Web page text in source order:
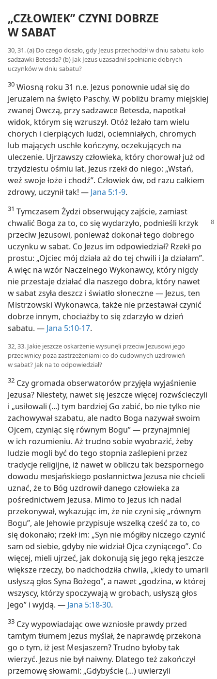
„CZŁOWIEK” CZYNI DOBRZE
W SABAT
30, 31. (a) Do czego doszło, gdy Jezus przechodził w dniu sabatu koło
sadzawki Betesda? (b) Jak Jezus uzasadnił spełnianie dobrych
uczynków w dniu sabatu?
30 Wiosną roku 31 n.e. Jezus ponownie udał się do
Jeruzalem na święto Paschy. W pobliżu bramy miejskiej
zwanej Owczą, przy sadzawce Betesda, napotkał
widok, którym się wzruszył. Otóż leżało tam wielu
chorych i cierpiących ludzi, ociemniałych, chromych
lub mających uschłe kończyny, oczekujących na
uleczenie. Ujrzawszy człowieka, który chorował już od
trzydziestu ośmiu lat, Jezus rzekł do niego: „Wstań,
weź swoje łoże i chodź”. Człowiek ów, od razu całkiem
zdrowy, uczynił tak! — Jana 5:1-9.
31 Tymczasem Żydzi obserwujący zajście, zamiast
chwalić Boga za to, co się wydarzyło, podnieśli krzyk
przeciw Jezusowi, ponieważ dokonał tego dobrego
uczynku w sabat. Co Jezus im odpowiedział? Rzekł po
prostu: „Ojciec mój działa aż do tej chwili i Ja działam”.
A więc na wzór Naczelnego Wykonawcy, który nigdy
nie przestaje działać dla naszego dobra, który nawet
w sabat zsyła deszcz i światło słoneczne — Jezus, ten
Mistrzowski Wykonawca, także nie przestawał czynić
dobrze innym, chociażby to się zdarzyło w dzień
sabatu. — Jana 5:10-17.
32, 33. Jakie jeszcze oskarżenie wysunęli przeciw Jezusowi jego
przeciwnicy poza zastrzeżeniami co do cudownych uzdrowień
w sabat? Jak na to odpowiedział?
32 Czy gromada obserwatorów przyjęła wyjaśnienie
Jezusa? Niestety, nawet się jeszcze więcej rozwścieczyli
i „usiłowali (...) tym bardziej Go zabić, bo nie tylko nie
zachowywał szabatu, ale nadto Boga nazywał swoim
Ojcem, czyniąc się równym Bogu” — przynajmniej
w ich rozumieniu. Aż trudno sobie wyobrazić, żeby
ludzie mogli być do tego stopnia zaślepieni przez
tradycje religijne, iż nawet w obliczu tak bezspornego
dowodu mesjańskiego posłannictwa Jezusa nie chcieli
uznać, że to Bóg uzdrowił danego człowieka za
pośrednictwem Jezusa. Mimo to Jezus ich nadal
przekonywał, wykazując im, że nie czyni się „równym
Bogu”, ale Jehowie przypisuje wszelką cześć za to, co
się dokonało; rzekł im: „Syn nie mógłby niczego czynić
sam od siebie, gdyby nie widział Ojca czyniącego”. Co
więcej, mieli ujrzeć, jak dokonują się jego ręką jeszcze
większe rzeczy, bo nadchodziła chwila, „kiedy to umarli
usłyszą głos Syna Bożego”, a nawet „godzina, w której
wszyscy, którzy spoczywają w grobach, usłyszą głos
Jego” i wyjdą. — Jana 5:18-30.
33 Czy wypowiadając owe wzniosłe prawdy przed
tamtym tłumem Jezus myślał, że naprawdę przekona
go o tym, iż jest Mesjaszem? Trudno byłoby tak
wierzyć. Jezus nie był naiwny. Dlatego też zakończył
przemowę słowami: „Gdybyście (...) uwierzyli